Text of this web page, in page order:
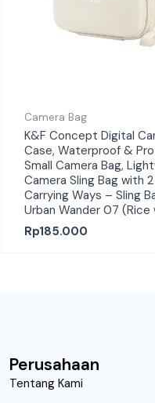
Camera Bag
K&F Concept Digital
Case, Waterproof &
Small Camera Bag,
Camera Sling Bag with 2
Carrying Ways – Sling
Urban Wander 07 (Rice
Rp185.000
Perusahaan
Tentang Kami